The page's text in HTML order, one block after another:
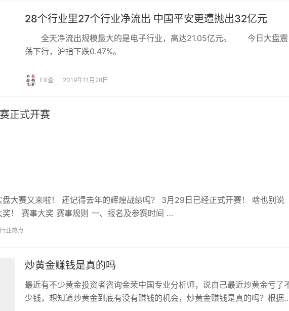
28个行业里27个行业净流出 中国平安更遭抛出32亿元
全天净流出规模最大的是电子行业，高达21.05亿元。 今日大盘震
荡下行，沪指下跌0.47%。
FX查 2019年11月28日
正式开赛
大赛又来啦！ 还记得去年的辉煌战绩吗？ 3月29日已经正式开赛！ 啥也别说
！ 赛事大奖 赛事规则 一、报名及参赛时间 …
行业热点
炒黄金赚钱是真的吗
最近有不少黄金投资者咨询金荣中国专业分析师，说自己最近炒黄金亏了
少钱，想知道炒黄金到底有没有赚钱的机会，炒黄金赚钱是真的吗？根据